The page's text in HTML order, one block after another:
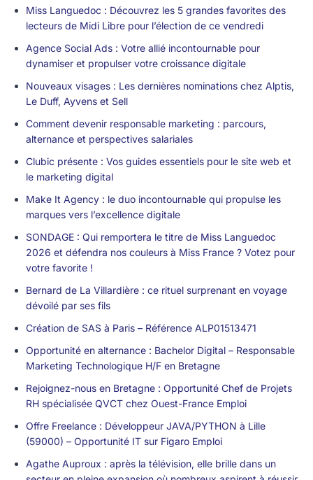
Miss Languedoc : Découvrez les 5 grandes favorites des
lecteurs de Midi Libre pour l’élection de ce vendredi
Agence Social Ads : Votre allié incontournable pour
dynamiser et propulser votre croissance digitale
Nouveaux visages : Les dernières nominations chez Alptis,
Le Duff, Ayvens et Sell
Comment devenir responsable marketing : parcours,
alternance et perspectives salariales
Clubic présente : Vos guides essentiels pour le site web et
le marketing digital
Make It Agency : le duo incontournable qui propulse les
marques vers l’excellence digitale
SONDAGE : Qui remportera le titre de Miss Languedoc
2026 et défendra nos couleurs à Miss France ? Votez pour
votre favorite !
Bernard de La Villardière : ce rituel surprenant en voyage
dévoilé par ses fils
Création de SAS à Paris – Référence ALP01513471
Opportunité en alternance : Bachelor Digital – Responsable
Marketing Technologique H/F en Bretagne
Rejoignez-nous en Bretagne : Opportunité Chef de Projets
RH spécialisée QVCT chez Ouest-France Emploi
Offre Freelance : Développeur JAVA/PYTHON à Lille
(59000) – Opportunité IT sur Figaro Emploi
Agathe Auproux : après la télévision, elle brille dans un